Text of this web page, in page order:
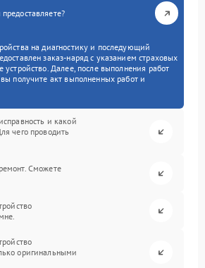
на диагностику и последующий
заказ-наряд с указанием страховых
устройство. Далее, после выполнения работ
получите акт выполненных работ и
и какой
чего проводить
Сможете
оригинальными